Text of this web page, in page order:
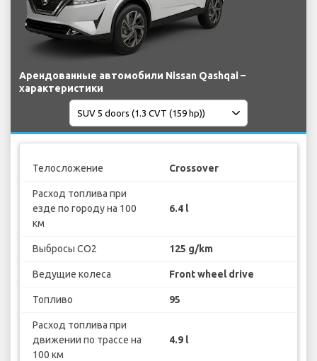
Арендованные автомобили Nissan Qashqai –
характеристики
Телосложение Crossover
Расход топлива при
езде по городу на 100
км
6.4 l
Выбросы CO2 125 g/km
Ведущие колеса Front wheel drive
Топливо 95
Расход топлива при
движении по трассе на
100 км
4.9 l